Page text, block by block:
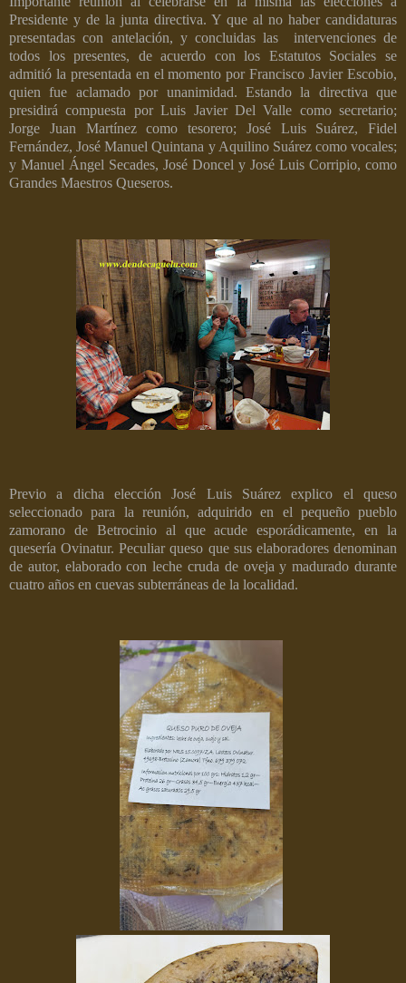
Presidente y de la junta directiva. Y que al no haber candidaturas
presentadas con antelación, y concluidas las
intervenciones de
todos los presentes, de acuerdo con los Estatutos Sociales se
admitió la presentada en el momento por Francisco Javier Escobio,
quien fue aclamado por unanimidad. Estando la directiva que
presidirá compuesta por Luis Javier Del Valle como secretario;
Jorge Juan Martínez como tesorero; José Luis Suárez, Fidel
Fernández, José Manuel Quintana y Aquilino Suárez como vocales;
y Manuel Ángel Secades, José Doncel y José Luis Corripio, como
Grandes Maestros Queseros.
Previo a dicha elección José Luis Suárez explico el queso
seleccionado para la reunión, adquirido en el pequeño pueblo
zamorano de Betrocinio al que acude esporádicamente, en la
quesería Ovinatur. Peculiar queso que sus elaboradores denominan
de autor, elaborado con leche cruda de oveja y madurado durante
cuatro años en cuevas subterráneas de la localidad.